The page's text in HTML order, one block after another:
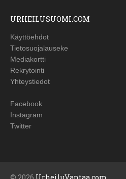
URHEILUSUOMI.COM
Käyttöehdot
Tietosuojalauseke
Mediakortti
Rekrytointi
Yhteystiedot
Facebook
Instagram
Twitter